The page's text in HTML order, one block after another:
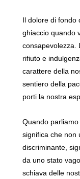
Il dolore di
ghiaccio quando
consapevolezza.
rifiuto e
carattere della
sentiero della
porti la nostra
Quando
significa che non
discriminante,
da uno stato
schiava delle